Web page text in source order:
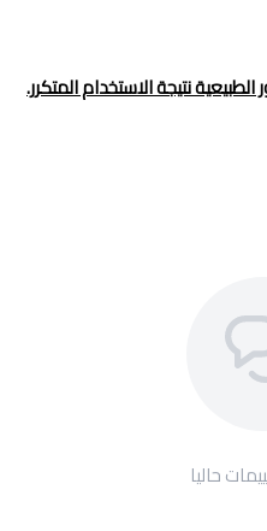
نتيجة الاستخدام المتكرر.
حاليا